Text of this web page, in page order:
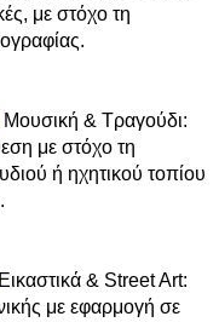
με στόχο τη
Μουσική & Τραγούδι:
με στόχο τη
ή ηχητικού τοπίου
Εικαστικά & Street Art:
με εφαρμογή σε